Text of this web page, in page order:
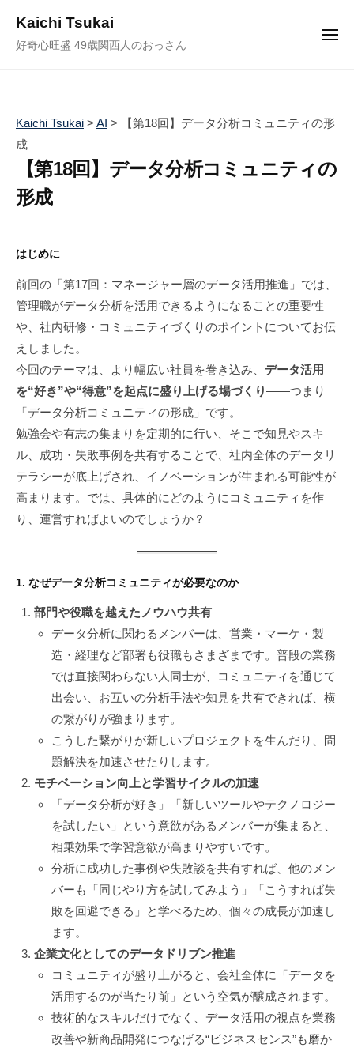
Kaichi Tsukai
好奇心旺盛 49歳関西人のおっさん
メ
Kaichi Tsukai > AI >
【第18回】データ分析コミュニティの形
成
【第18回】データ分析コミュニティの
形成
0
5
年
4
月
1
日
y
井
海
地
0
の
コ
メ
ン
ト
はじめに
前回の「第17回：マネージャー層のデータ活用推進」では、
管理職がデータ分析を活用できるようになることの重要性
や、社内研修・コミュニティづくりのポイントについてお伝
えしました。
今回のテーマは、より幅広い社員を巻き込み、 データ活用
を“好き”や“得意”を起点に盛り上げる場づくり――つまり
「データ分析コミュニティの形成」です。
勉強会や有志の集まりを定期的に行い、そこで知見やスキ
ル、成功・失敗事例を共有することで、社内全体のデータリ
テラシーが底上げされ、イノベーションが生まれる可能性が
高まります。では、具体的にどのようにコミュニティを作
り、運営すればよいのでしょうか？
1. なぜデータ分析コミュニティが必要なのか
部門や役職を越えたノウハウ共有
データ分析に関わるメンバーは、営業・マーケ・製
造・経理など部署も役職もさまざまです。普段の業務
では直接関わらない人同士が、コミュニティを通じて
出会い、お互いの分析手法や知見を共有できれば、横
の繋がりが強まります。
こうした繋がりが新しいプロジェクトを生んだり、問
題解決を加速させたりします。
モチベーション向上と学習サイクルの加速
「データ分析が好き」「新しいツールやテクノロジー
を試したい」という意欲があるメンバーが集まると、
相乗効果で学習意欲が高まりやすいです。
分析に成功した事例や失敗談を共有すれば、他のメン
バーも「同じやり方を試してみよう」「こうすれば失
敗を回避できる」と学べるため、個々の成長が加速し
ます。
企業文化としてのデータドリブン推進
コミュニティが盛り上がると、会社全体に「データを
活用するのが当たり前」という空気が醸成されます。
技術的なスキルだけでなく、データ活用の視点を業務
改善や新商品開発につなげる“ビジネスセンス”も磨か